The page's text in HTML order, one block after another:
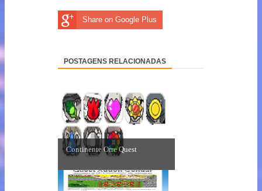
Share on Google Plus
POSTAGENS RELACIONADAS
Continente Orre Quest